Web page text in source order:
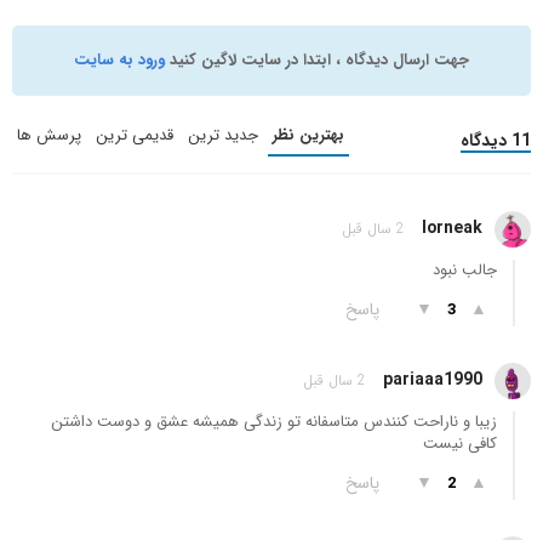
جهت ارسال دیدگاه ، ابتدا در سایت لاگین کنیدورود به سایت
11 دیدگاه بهترین نظر جدید ترین قدیمی ترین پرسش ها
lorneak 2 سال قبل
جالب نبود
▲
3
▼ پاسخ
pariaaa1990 2 سال قبل
زیبا و ناراحت کنندس متاسفانه تو زندگی همیشه عشق و دوست داشتن
کافی نیست
▲
2
▼ پاسخ